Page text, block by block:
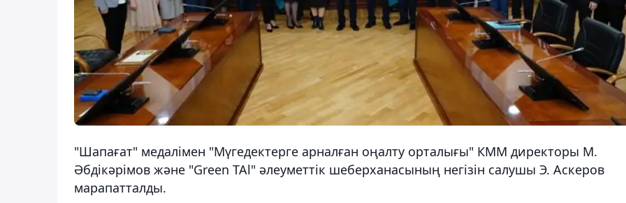
"Шапағат" медалімен "Мүгедектерге арналған оңалту орталығы" КММ директоры М.
Әбдікәрімов және "Green TAl" әлеуметтік шеберханасының негізін салушы Э. Аскеров
марапатталды.